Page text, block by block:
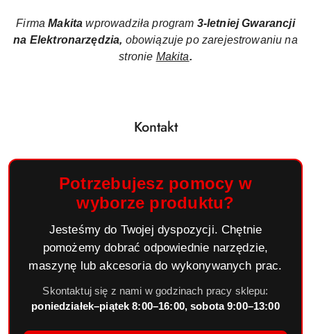
Firma Makitawprowadziła program 3-letniej Gwarancji
na Elektronarzędzia, obowiązuje po zarejestrowaniu na
stronie Makita.
Kontakt
Potrzebujesz pomocy w
wyborze produktu?
Jesteśmy do Twojej dyspozycji. Chętnie
pomożemy dobrać odpowiednie narzędzie,
maszynę lub akcesoria do wykonywanych prac.
Skontaktuj się z nami w godzinach pracy sklepu:
poniedziałek–piątek 8:00–16:00, sobota 9:00–13:00